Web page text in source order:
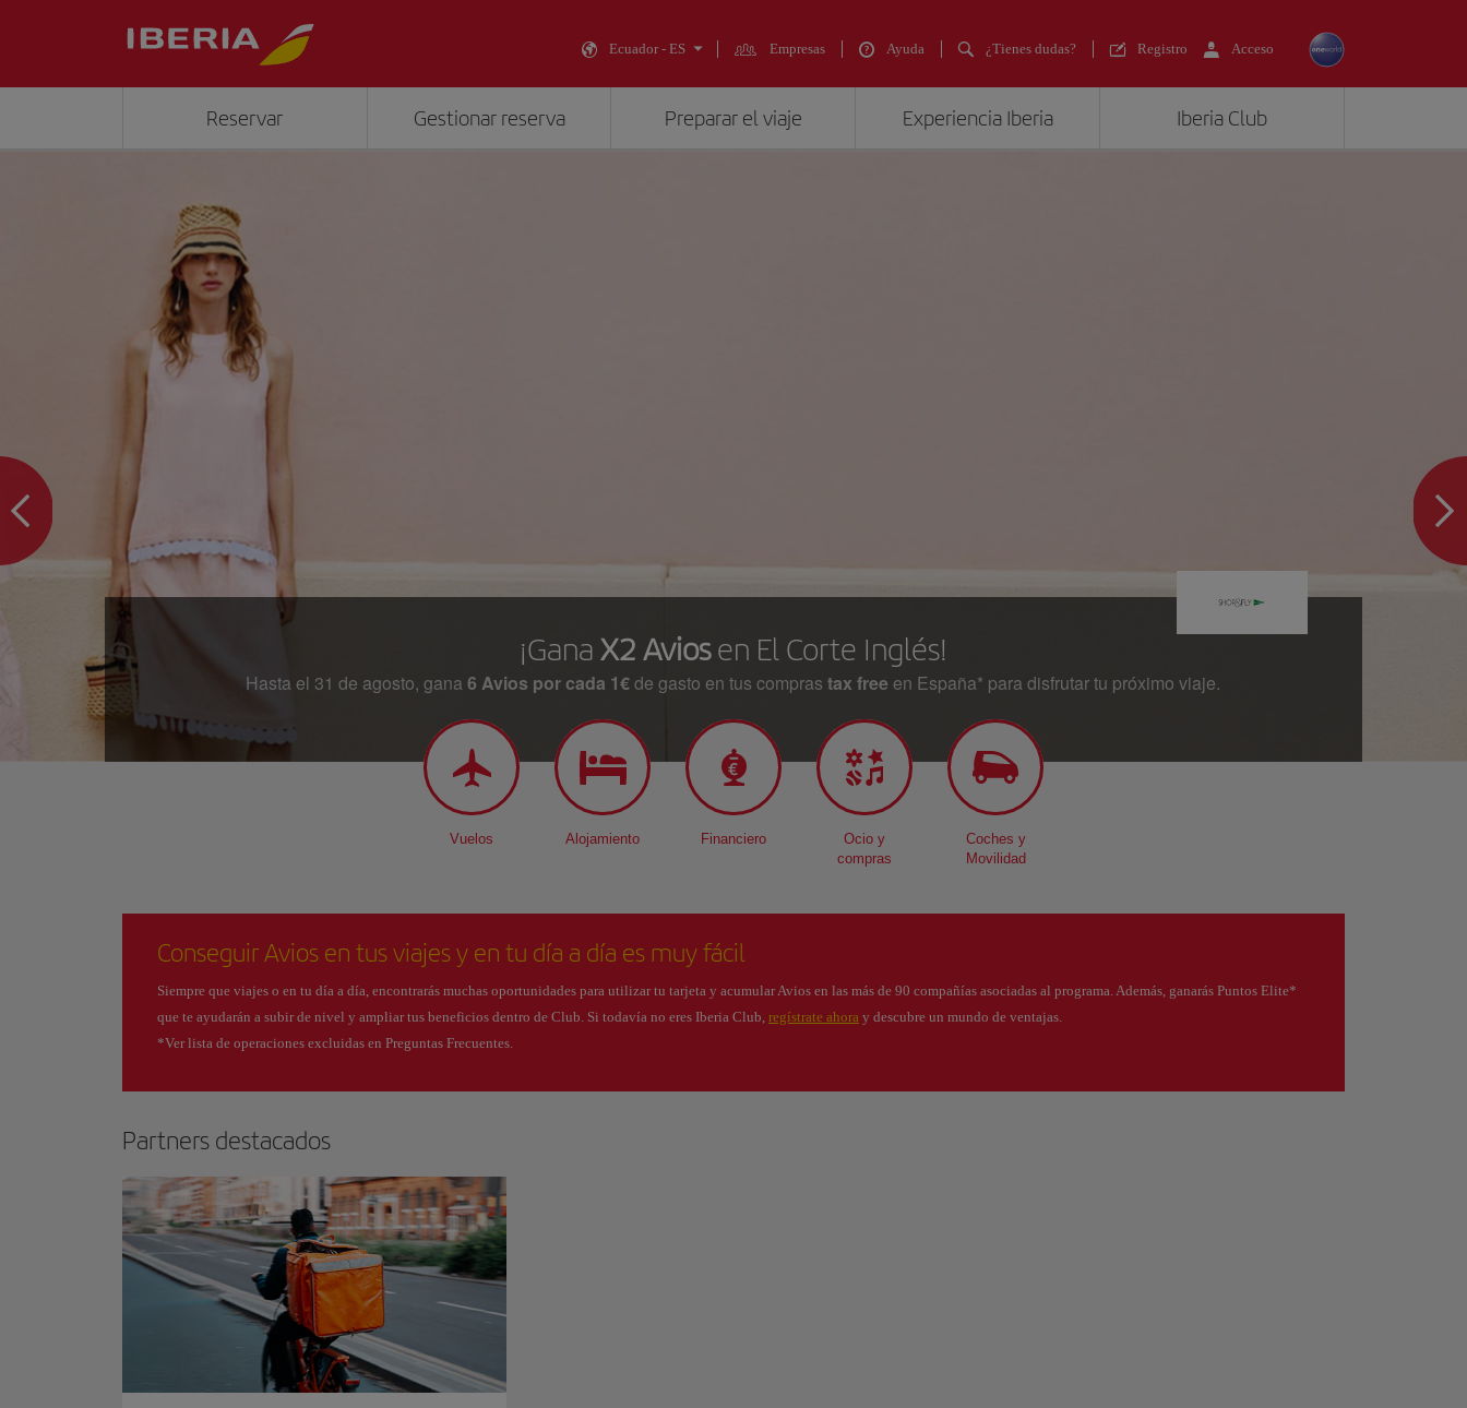
Ecuador - ES Empresas Ayuda ¿Tienes dudas? Registro Acceso
Reservar Gestionar reserva Preparar el viaje Experiencia Iberia Iberia Club
¡Gana X2 Aviosen El Corte Inglés!
Hasta el 31 de agosto, gana6 Avios por cada 1€de gasto en tus compras tax free en España* para disfrutar tu próximo viaje.
Vuelos Alojamiento Financiero
Ocio y
compras
Coches y
Movilidad
Conseguir Avios en tus viajes y en tu día a día es muy fácil
Siempre que viajes o en tu día a día, encontrarás muchas oportunidades para utilizar tu tarjeta y acumular Avios en las más de 90 compañías asociadas al programa. Además, ganarás Puntos Elite*
que te ayudarán a subir de nivel y ampliar tus beneficios dentro de Club. Si todavía no eres Iberia Club, regístrate ahora y descubre un mundo de ventajas.
*Ver lista de operaciones excluidas en Preguntas Frecuentes.
Partners destacados